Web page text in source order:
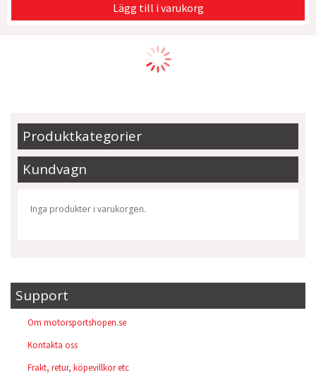
Lägg till i varukorg
Produktkategorier
Kundvagn
Inga produkter i varukorgen.
Support
Om motorsportshopen.se
Kontakta oss
Frakt, retur, köpevillkor etc